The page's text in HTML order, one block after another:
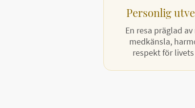
Personlig
En resa präglad
medkänsla,
respekt för